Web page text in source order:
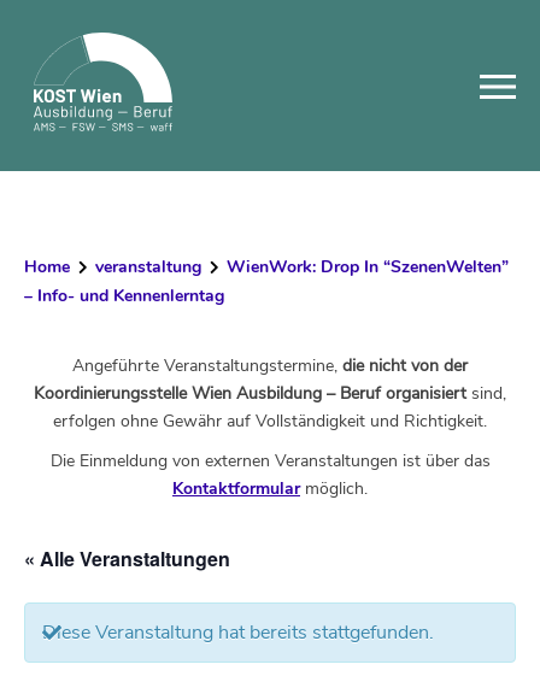
content
Home veranstaltung
WienWork: Drop In “SzenenWelten”
– Info- und Kennenlerntag
Angeführte Veranstaltungstermine, die nicht von der
Koordinierungsstelle Wien Ausbildung – Beruf organisiertsind,
erfolgen ohne Gewähr auf Vollständigkeit und Richtigkeit.
Die Einmeldung von externen Veranstaltungen ist über das
Kontaktformularmöglich.
« Alle Veranstaltungen
Diese Veranstaltung hat bereits stattgefunden.